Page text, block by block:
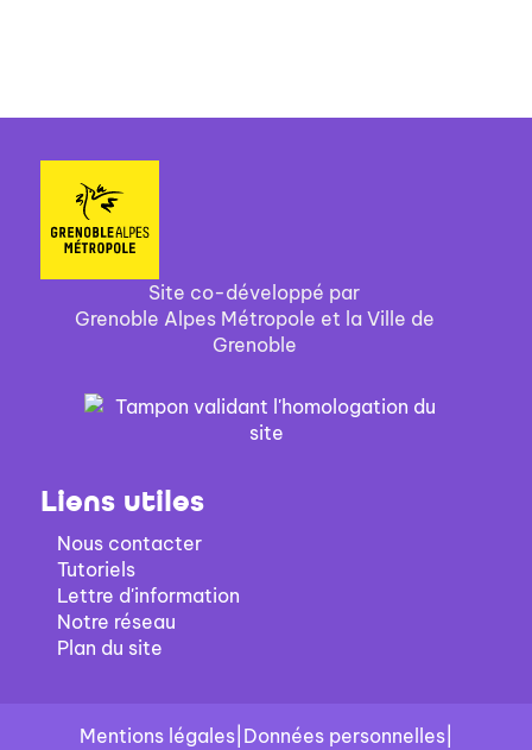
Site co-développé par
Grenoble Alpes Métropole et la Ville de
Grenoble
Liens utiles
Nous contacter
Tutoriels
Lettre d'information
Notre réseau
Plan du site
Mentions légales| Données personnelles|